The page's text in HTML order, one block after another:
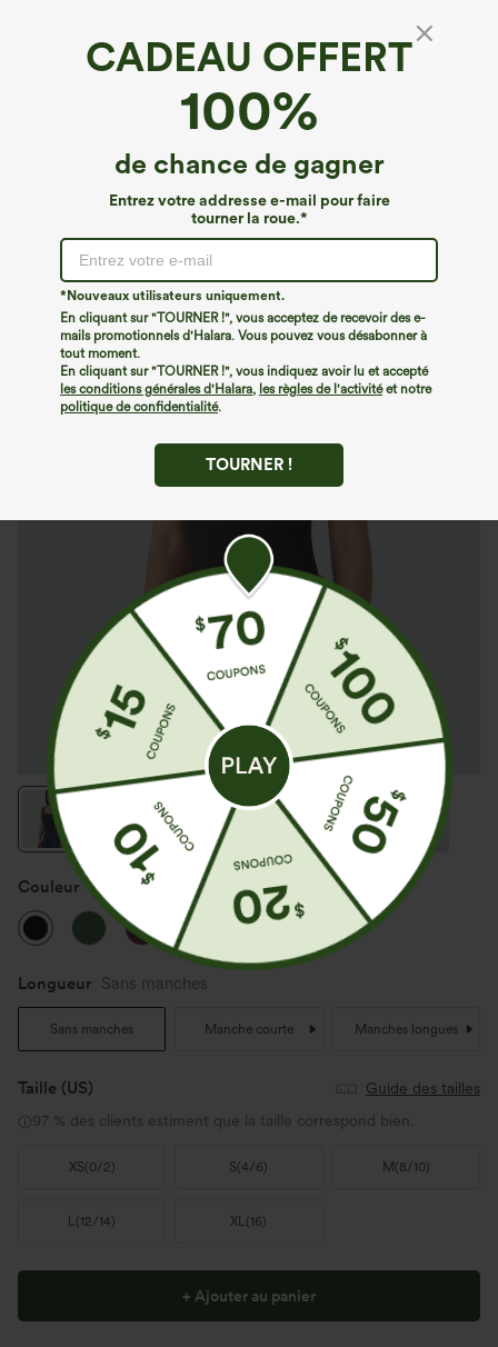
CADEAU OFFERT
100%
de chance de gagner
Entrez votre addresse e-mail pour faire
tourner la roue.*
*Nouveaux utilisateurs uniquement.
En cliquant sur "TOURNER !", vous acceptez de recevoir des e-
mails promotionnels d'Halara. Vous pouvez vous désabonner à
tout moment.
En cliquant sur "TOURNER !", vous indiquez avoir lu et accepté
les conditions générales d'Halara, les règles de l'activitéet notre
politique de confidentialité.
TOURNER !
Débardeur côtelé à col Henley, coupe slim et
€26,95 EUR
Couleur Noir
Longueur Sans manches
Sans manches Manche courte Manches longues
Taille (US)
Guide des tailles
97 % des clients estiment que la taille correspond bien.
XS(0/2) S(4/6) M (8/10)
L(12/14) XL(16)
+ Ajouter au panier